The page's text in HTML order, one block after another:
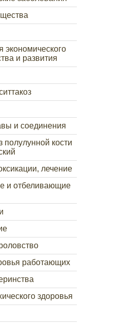
экономического
и развития
и соединения
полулунной кости
лечение
и отбеливающие
работающих
здоровья